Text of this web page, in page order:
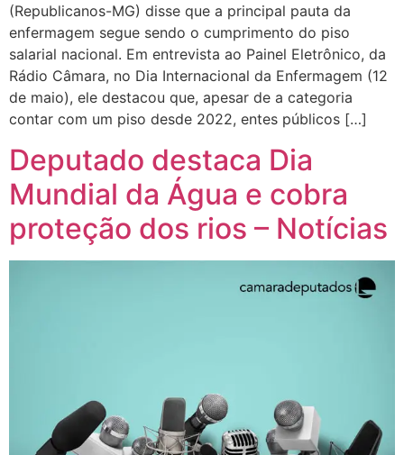
(Republicanos-MG) disse que a principal pauta da
enfermagem segue sendo o cumprimento do piso
salarial nacional. Em entrevista ao Painel Eletrônico, da
Rádio Câmara, no Dia Internacional da Enfermagem (12
de maio), ele destacou que, apesar de a categoria
contar com um piso desde 2022, entes públicos […]
Deputado destaca Dia
Mundial da Água e cobra
proteção dos rios – Notícias